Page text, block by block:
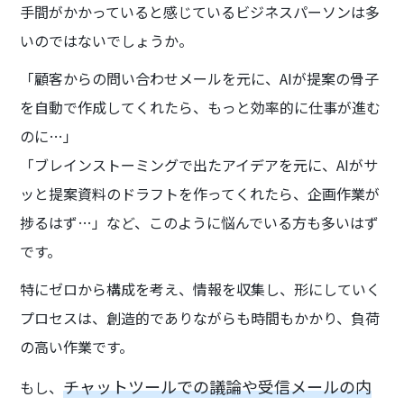
手間がかかっていると感じているビジネスパーソンは多
いのではないでしょうか。
「顧客からの問い合わせメールを元に、AIが提案の骨子
を自動で作成してくれたら、もっと効率的に仕事が進む
のに…」
「ブレインストーミングで出たアイデアを元に、AIがサ
ッと提案資料のドラフトを作ってくれたら、企画作業が
捗るはず…」など、このように悩んでいる方も多いはず
です。
特にゼロから構成を考え、情報を収集し、形にしていく
プロセスは、創造的でありながらも時間もかかり、負荷
の高い作業です。
もし、チャットツールでの議論や受信メールの内